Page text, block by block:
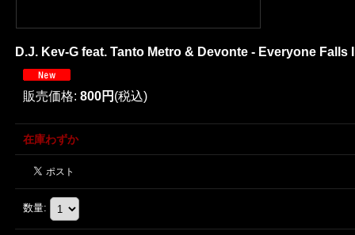
D.J. Kev-G feat. Tanto Metro & Devonte - Everyone Falls
販売価格: 800円 (税込)
在庫わずか
数量: